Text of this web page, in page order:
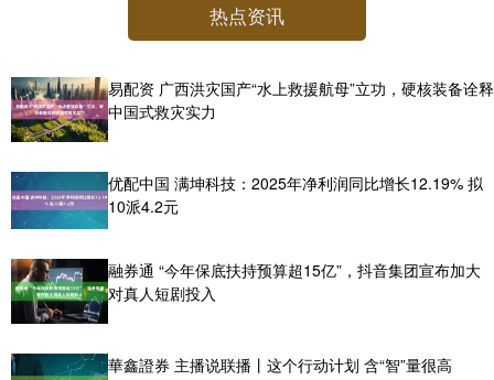
热点资讯
易配资 广西洪灾国产“水上救援航母”立功，硬核装备诠释
中国式救灾实力
优配中国 满坤科技：2025年净利润同比增长12.19% 拟
10派4.2元
融券通 “今年保底扶持预算超15亿”，抖音集团宣布加大
对真人短剧投入
華鑫證券 主播说联播丨这个行动计划 含“智”量很高